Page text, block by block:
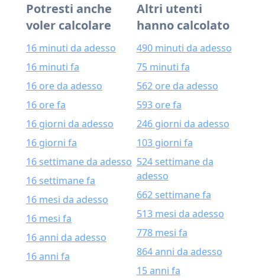
Potresti anche
voler calcolare
16 minuti da adesso
16 minuti fa
16 ore da adesso
16 ore fa
16 giorni da adesso
16 giorni fa
16 settimane da adesso
16 settimane fa
16 mesi da adesso
16 mesi fa
16 anni da adesso
16 anni fa
Altri utenti
hanno calcolato
490 minuti da adesso
75 minuti fa
562 ore da adesso
593 ore fa
246 giorni da adesso
103 giorni fa
524 settimane da
adesso
662 settimane fa
513 mesi da adesso
778 mesi fa
864 anni da adesso
15 anni fa